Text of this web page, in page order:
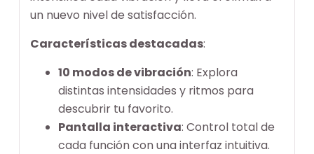
un nuevo nivel de satisfacción.
Características destacadas:
10 modos de vibración: Explora
distintas intensidades y ritmos para
descubrir tu favorito.
Pantalla interactiva: Control total de
cada función con una interfaz intuitiva.